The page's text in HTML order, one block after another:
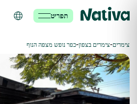
תפריט
צימרים-צימרים בצפון-כפר נופש מצפה הנוף